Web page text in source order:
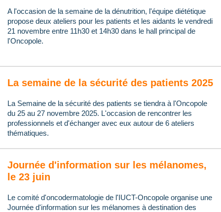
A l'occasion de la semaine de la dénutrition, l'équipe diététique
propose deux ateliers pour les patients et les aidants le vendredi
21 novembre entre 11h30 et 14h30 dans le hall principal de
l'Oncopole.
La semaine de la sécurité des patients 2025
La Semaine de la sécurité des patients se tiendra à l'Oncopole
du 25 au 27 novembre 2025. L'occasion de rencontrer les
professionnels et d'échanger avec eux autour de 6 ateliers
thématiques.
Journée d'information sur les mélanomes,
le 23 juin
Le comité d'oncodermatologie de l'IUCT-Oncopole organise une
Journée d'information sur les mélanomes à destination des